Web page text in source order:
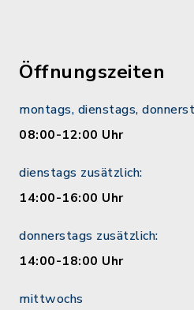
Öffnungszeiten
montags, dienstags,
08:00-12:00 Uhr
dienstags zusätzlich:
14:00-16:00 Uhr
donnerstags zusätzlich:
14:00-18:00 Uhr
mittwochs